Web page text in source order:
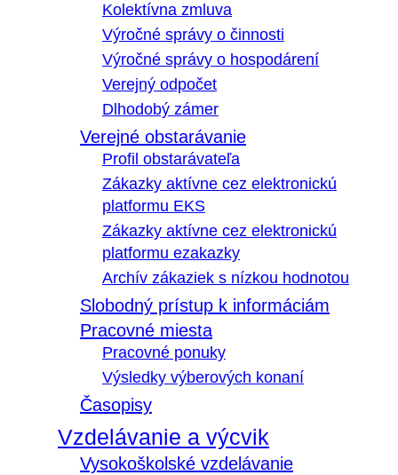
Kolektívna zmluva
Výročné správy o činnosti
Výročné správy o hospodárení
Verejný odpočet
Dlhodobý zámer
Verejné obstarávanie
Profil obstarávateľa
Zákazky aktívne cez elektronickú
platformu EKS
Zákazky aktívne cez elektronickú
platformu ezakazky
Archív zákaziek s nízkou hodnotou
Slobodný prístup k informáciám
Pracovné miesta
Pracovné ponuky
Výsledky výberových konaní
Časopisy
Vzdelávanie a výcvik
Vysokoškolské vzdelávanie